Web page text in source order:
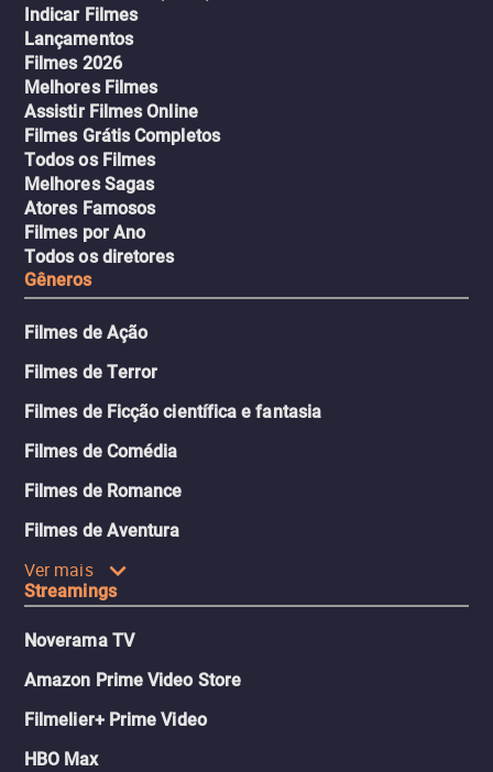
Indicar Filmes
Lançamentos
Filmes 2026
Melhores Filmes
Assistir Filmes Online
Filmes Grátis Completos
Todos os Filmes
Melhores Sagas
Atores Famosos
Filmes por Ano
Todos os diretores
Gêneros
Filmes de Ação
Filmes de Terror
Filmes de Ficção científica e fantasia
Filmes de Comédia
Filmes de Romance
Filmes de Aventura
Ver mais
Streamings
Noverama TV
Amazon Prime Video Store
Filmelier+ Prime Video
HBO Max